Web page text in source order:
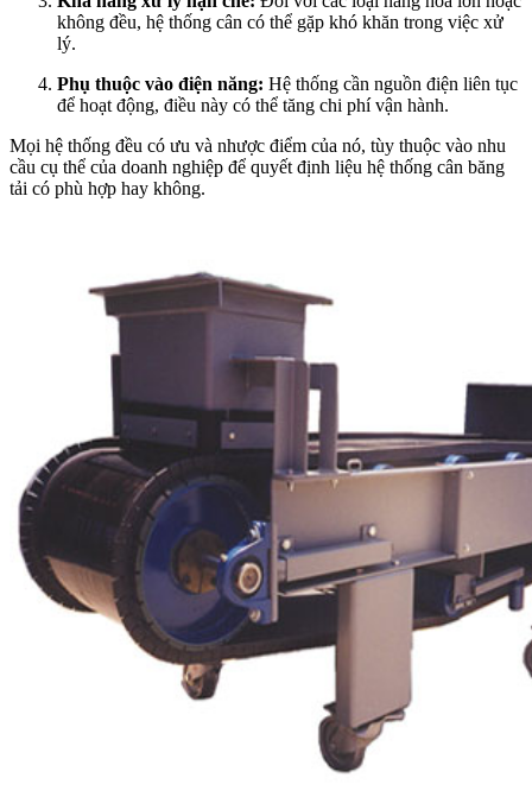
không đều, hệ thống cân có thể gặp khó khăn trong việc xử
lý.
Phụ thuộc vào điện năng: Hệ thống cần nguồn điện liên tục
để hoạt động, điều này có thể tăng chi phí vận hành.
Mọi hệ thống đều có ưu và nhược điểm của nó, tùy thuộc vào nhu
cầu cụ thể của doanh nghiệp để quyết định liệu hệ thống cân băng
tải có phù hợp hay không.